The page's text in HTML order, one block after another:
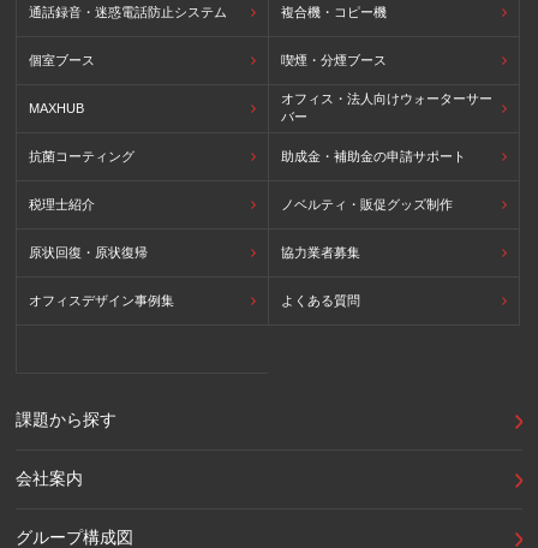
通話録音・迷惑電話防止システム 複合機・コピー機
個室ブース 喫煙・分煙ブース
MAXHUB
オフィス・法人向けウォーターサー
バー
抗菌コーティング 助成金・補助金の申請サポート
税理士紹介 ノベルティ・販促グッズ制作
原状回復・原状復帰 協力業者募集
オフィスデザイン事例集 よくある質問
課題から探す
会社案内
グループ構成図